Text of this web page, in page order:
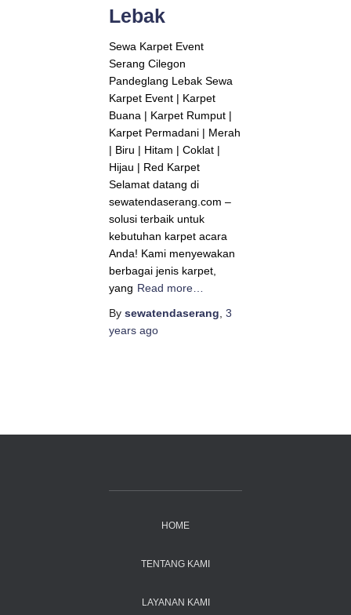
Lebak
Sewa Karpet Event
Serang Cilegon
Pandeglang Lebak Sewa
Karpet Event | Karpet
Buana | Karpet Rumput |
Karpet Permadani | Merah
| Biru | Hitam | Coklat |
Hijau | Red Karpet
Selamat datang di
sewatendaserang.com –
solusi terbaik untuk
kebutuhan karpet acara
Anda! Kami menyewakan
berbagai jenis karpet,
yang Read more…
By sewatendaserang 3
years ago
HOME
TENTANG KAMI
LAYANAN KAMI